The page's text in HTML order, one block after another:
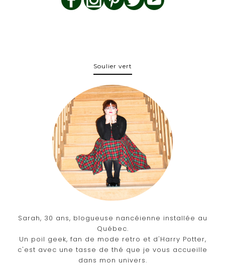
Soulier vert
Sarah, 30 ans, blogueuse nancéienne installée au
Québec.
Un poil geek, fan de mode retro et d'Harry Potter,
c'est avec une tasse de thé que je vous accueille
dans mon univers.